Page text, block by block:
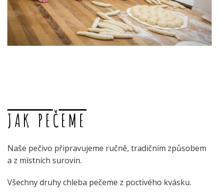
JAK PEČEME
Naše pečivo připravujeme ručně, tradičním způsobem
a z místních surovin.
Všechny druhy chleba pečeme z poctivého kvásku.